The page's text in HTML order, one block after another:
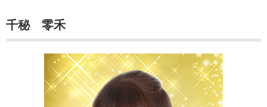
千秘 零禾